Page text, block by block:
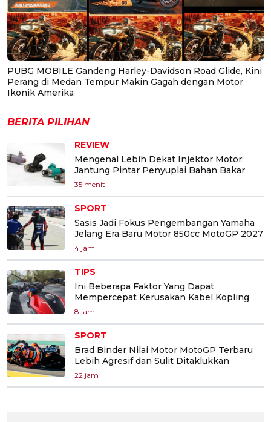
PUBG MOBILE Gandeng Harley-Davidson Road Glide, Kini
Perang di Medan Tempur Makin Gagah dengan Motor
Ikonik Amerika
BERITA PILIHAN
REVIEW
Mengenal Lebih Dekat Injektor Motor:
Jantung Pintar Penyuplai Bahan Bakar
35 menit
SPORT
Sasis Jadi Fokus Pengembangan Yamaha
Jelang Era Baru Motor 850cc MotoGP 2027
4 jam
TIPS
Ini Beberapa Faktor Yang Dapat
Mempercepat Kerusakan Kabel Kopling
8 jam
SPORT
Brad Binder Nilai Motor MotoGP Terbaru
Lebih Agresif dan Sulit Ditaklukkan
22 jam